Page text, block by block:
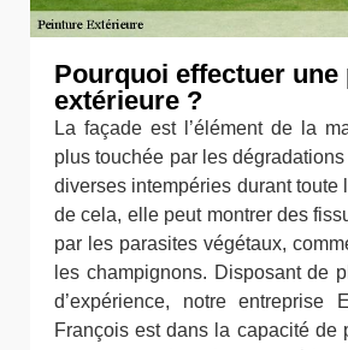
Pourquoi effectuer une
extérieure ?
La façade est l’élément de la
plus touchée par les
diverses intempéries durant toute
de cela, elle peut montrer des
par les parasites végétaux,
les champignons. Disposant de
d’expérience, notre entreprise
François est dans la capacité de